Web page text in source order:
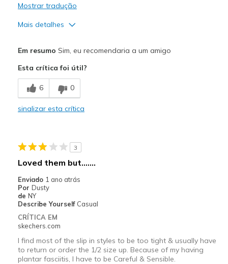
Mostrar tradução
Mais detalhes
Comfortable
Durable
View On Shoes
Em resumo Sim, eu recomendaria a um amigo
Esta crítica foi útil?
6 0
sinalizar esta crítica
3
Loved them but.......
Enviado 1 ano atrás
Por Dusty
de NY
Describe Yourself Casual
CRÍTICA EM
skechers.com
I find most of the slip in styles to be too tight & usually have
to return or order the 1/2 size up. Because of my having
plantar fasciitis, I have to be Careful & Sensible.